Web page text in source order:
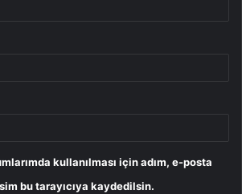
kullanılması için adım, e-posta
bu tarayıcıya kaydedilsin.